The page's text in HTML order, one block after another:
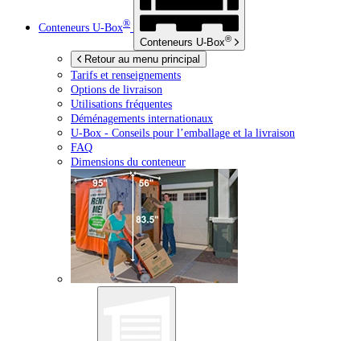
Conteneurs U-Box®
Conteneurs U-Box®
Retour au menu principal
Tarifs et renseignements
Options de livraison
Utilisations fréquentes
Déménagements internationaux
U-Box - Conseils pour l’emballage et la livraison
FAQ
Dimensions du conteneur